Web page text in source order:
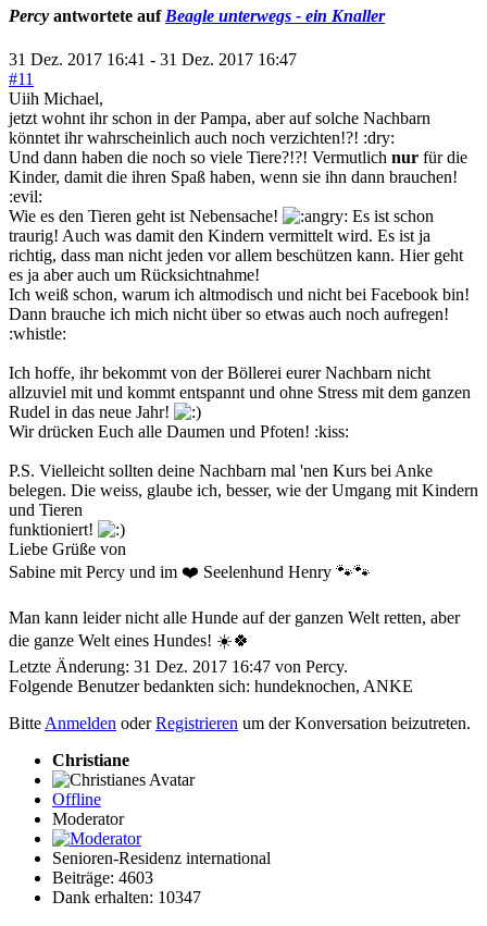
Percy antwortete auf Beagle unterwegs - ein Knaller
31 Dez. 2017 16:41 - 31 Dez. 2017 16:47
#11
Uiih Michael,
jetzt wohnt ihr schon in der Pampa, aber auf solche Nachbarn
könntet ihr wahrscheinlich auch noch verzichten!?! :dry:
Und dann haben die noch so viele Tiere?!?! Vermutlich nur für die
Kinder, damit die ihren Spaß haben, wenn sie ihn dann brauchen!
:evil:
Wie es den Tieren geht ist Nebensache!
Es ist schon
traurig! Auch was damit den Kindern vermittelt wird. Es ist ja
richtig, dass man nicht jeden vor allem beschützen kann. Hier geht
es ja aber auch um Rücksichtnahme!
Ich weiß schon, warum ich altmodisch und nicht bei Facebook bin!
Dann brauche ich mich nicht über so etwas auch noch aufregen!
:whistle:
Ich hoffe, ihr bekommt von der Böllerei eurer Nachbarn nicht
allzuviel mit und kommt entspannt und ohne Stress mit dem ganzen
Rudel in das neue Jahr!
Wir drücken Euch alle Daumen und Pfoten! :kiss:
P.S. Vielleicht sollten deine Nachbarn mal 'nen Kurs bei Anke
belegen. Die weiss, glaube ich, besser, wie der Umgang mit Kindern
und Tieren
funktioniert!
Liebe Grüße von
Sabine mit Percy und im ❤️ Seelenhund Henry 🐾🐾
Man kann leider nicht alle Hunde auf der ganzen Welt retten, aber
die ganze Welt eines Hundes! ☀️🍀
Letzte Änderung: 31 Dez. 2017 16:47 von Percy.
Folgende Benutzer bedankten sich: hundeknochen, ANKE
Bitte Anmelden oderRegistrieren um der Konversation beizutreten.
Christiane
Offline
Moderator
Senioren-Residenz international
Beiträge: 4603
Dank erhalten: 10347